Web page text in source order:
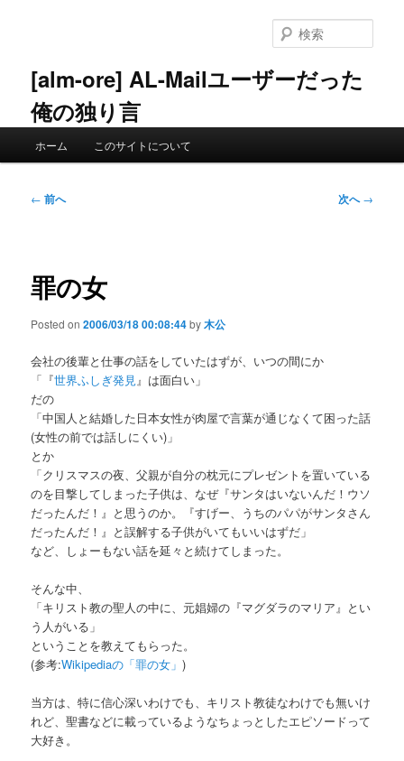
ン
へ
[alm-ore] AL-Mailユーザーだった
俺の独り言
索
ホーム このサイトについて
投
ゲ
ー
ョ
← 前へ 次へ→
罪の女
Posted on2006/03/18 00:08:44by木公
会社の後輩と仕事の話をしていたはずが、いつの間にか
「『世界ふしぎ発見』は面白い」
だの
「中国人と結婚した日本女性が肉屋で言葉が通じなくて困った話
(女性の前では話しにくい)」
とか
「クリスマスの夜、父親が自分の枕元にプレゼントを置いている
のを目撃してしまった子供は、なぜ『サンタはいないんだ！ウソ
だったんだ！』と思うのか。『すげー、うちのパパがサンタさん
だったんだ！』と誤解する子供がいてもいいはずだ」
など、しょーもない話を延々と続けてしまった。
そんな中、
「キリスト教の聖人の中に、元娼婦の『マグダラのマリア』とい
う人がいる」
ということを教えてもらった。
(参考:Wikipediaの「罪の女」)
当方は、特に信心深いわけでも、キリスト教徒なわけでも無いけ
れど、聖書などに載っているようなちょっとしたエピソードって
大好き。